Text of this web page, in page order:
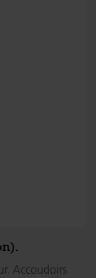
Accoudoirs